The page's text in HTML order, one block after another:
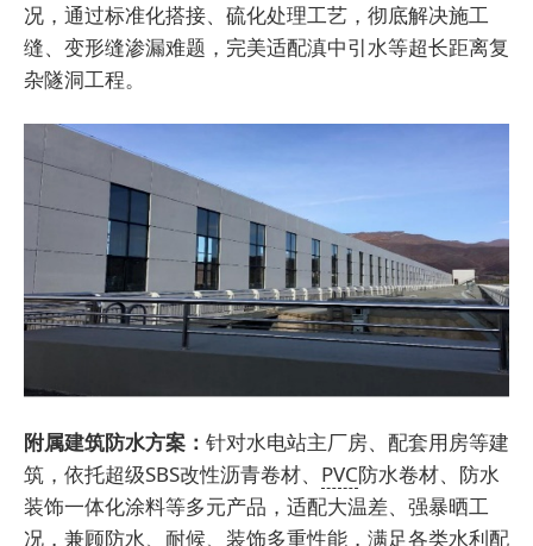
况，通过标准化搭接、硫化处理工艺，彻底解决施工
缝、变形缝渗漏难题，完美适配滇中引水等超长距离复
杂隧洞工程。
附属建筑防水方案： 针对水电站主厂房、配套用房等建
筑，依托超级SBS改性沥青卷材、 PVC防水卷材、防水
装饰一体化涂料等多元产品，适配大温差、强暴晒工
况，兼顾防水、耐候、装饰多重性能，满足各类水利配